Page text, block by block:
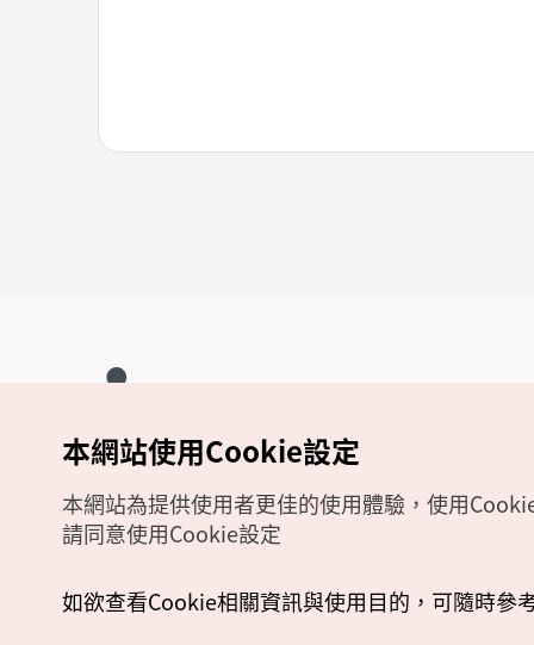
Copyrights (c) 韓國觀光公社版權所有
如有相關疑問或建議，歡迎來信至官方信箱
本網站使用Cookie設定
本網站為提供使用者更佳的使用體驗，使用
請同意使用Cookie設定
如欲查看Cookie相關資訊與使用目的，可隨時參